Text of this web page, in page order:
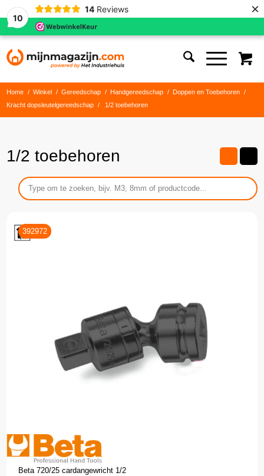
10
14 Reviews ×
Home / Winkel / Gereedschap / Handgereedschap / Doppen en Toebehoren
/
Kracht dopsleutelgereedschap
/ 1/2 toebehoren
1/2 toebehoren
392972
Beta 720/25 cardangewricht 1/2